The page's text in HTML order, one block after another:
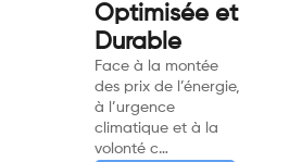
Optimisée et
Durable
Face à la montée
des prix de l’énergie,
à l’urgence
climatique et à la
volonté c…